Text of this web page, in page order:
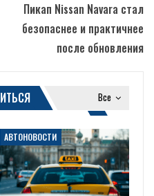
Пикап Nissan Navara стал
безопаснее и практичнее
после обновления
Все
АВТОНОВОСТИ